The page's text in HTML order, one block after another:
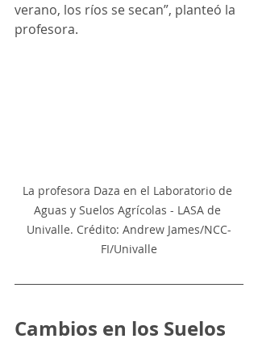
verano, los ríos se secan”, planteó la
profesora.
La profesora Daza en el Laboratorio de
Aguas y Suelos Agrícolas - LASA de
Univalle. Crédito: Andrew James/NCC-
FI/Univalle
Cambios en los Suelos